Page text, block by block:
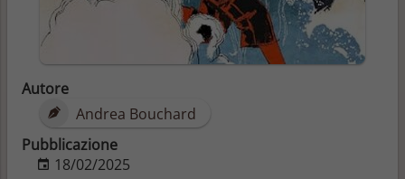
Autore
Andrea Bouchard
Pubblicazione
18/02/2025